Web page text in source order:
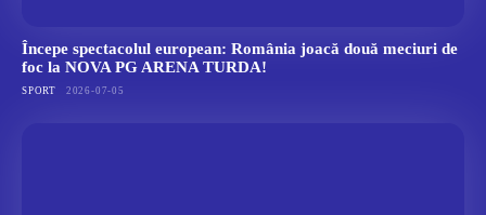
Începe spectacolul european: România joacă două meciuri de
foc la NOVA PG ARENA TURDA!
SPORT 2026-07-05